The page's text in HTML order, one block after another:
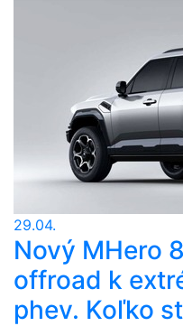
29.04.
Nový MHero
offroad k
phev. Koľko